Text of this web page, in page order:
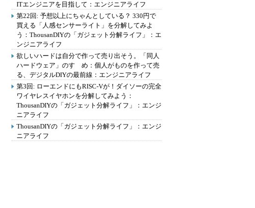
ITエンジニアを目指して：エンジニアライフ
第22回: 予想以上にちゃんとしている？ 330円で
買える「人感センサーライト」を分解してみよ
う：ThousanDIYの「ガジェット分解ライフ」：エ
ンジニアライフ
欲しいハードは自分で作って売り出そう。「同人
ハードウェア」のすゝめ：個人がものを作って売
る、デジタルDIYの最前線：エンジニアライフ
第3回: ローエンドにもRISC-Vが！ダイソーの完全
ワイヤレスイヤホンを分解してみよう：
ThousanDIYの「ガジェット分解ライフ」：エンジ
ニアライフ
ThousanDIYの「ガジェット分解ライフ」：エンジ
ニアライフ